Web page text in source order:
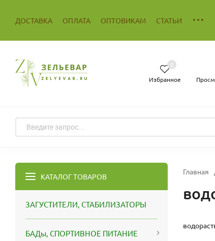
ДОСТАВКА ОПЛАТА ОПТОВИКАМ СТАТЬИ
Избранное
0
КАТАЛОГ ТОВАРОВ
ЗАГУСТИТЕЛИ, СТАБИЛИЗАТОРЫ
БАДы, СПОРТИВНОЕ ПИТАНИЕ
Главная